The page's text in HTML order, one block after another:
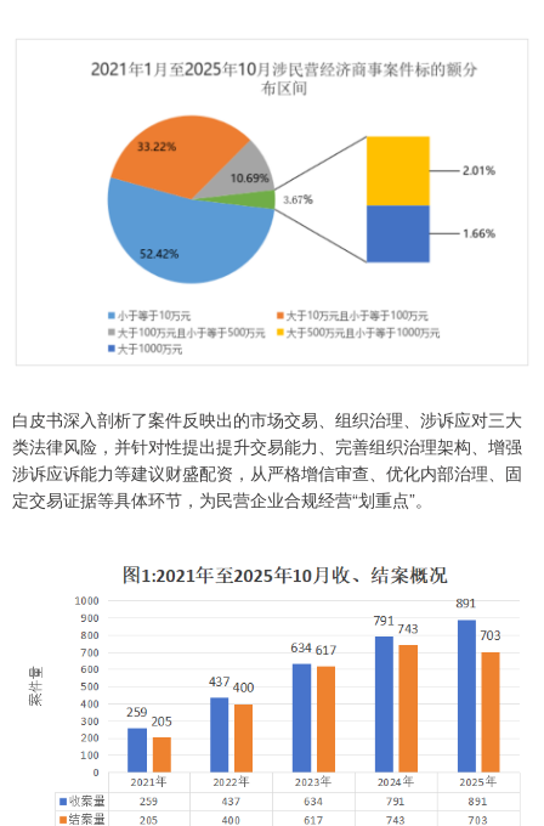
白皮书深入剖析了案件反映出的市场交易、组织治理、涉诉应对三大
类法律风险，并针对性提出提升交易能力、完善组织治理架构、增强
涉诉应诉能力等建议财盛配资，从严格增信审查、优化内部治理、固
定交易证据等具体环节，为民营企业合规经营“划重点”。